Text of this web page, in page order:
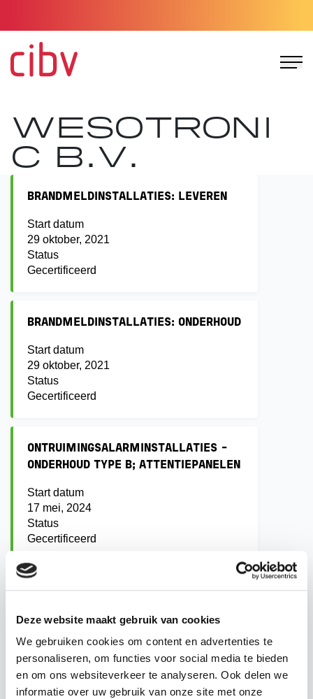
Deze website maakt gebruik van cookies
We gebruiken cookies om content en advertenties te
personaliseren, om functies voor social media te bieden
en om ons websiteverkeer te analyseren. Ook delen we
informatie over uw gebruik van onze site met onze
WESOTRONI
C B.V.
BRANDMELDINSTALLATIES: LEVEREN
Start datum
29 oktober, 2021
Status
Gecertificeerd
BRANDMELDINSTALLATIES: ONDERHOUD
Start datum
29 oktober, 2021
Status
Gecertificeerd
ONTRUIMINGSALARMINSTALLATIES -
ONDERHOUD TYPE B; ATTENTIEPANELEN
Start datum
17 mei, 2024
Status
Gecertificeerd
BORG ELEKTRONISCH
Start datum
29 oktober, 2021
Status
Gecertificeerd